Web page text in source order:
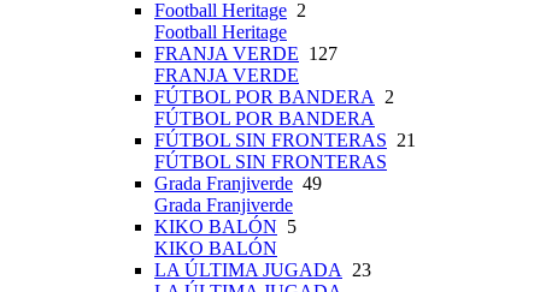
Football Heritage 2
Football Heritage
FRANJA VERDE 127
FRANJA VERDE
FÚTBOL POR BANDERA 2
FÚTBOL POR BANDERA
FÚTBOL SIN FRONTERAS 21
FÚTBOL SIN FRONTERAS
Grada Franjiverde 49
Grada Franjiverde
KIKO BALÓN 5
KIKO BALÓN
LA ÚLTIMA JUGADA 23